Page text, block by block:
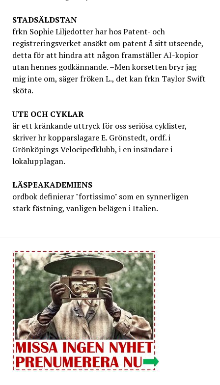
STADSÄLDSTAN
frkn Sophie Liljedotter har hos Patent- och
registreringsverket ansökt om patent å sitt utseende,
detta för att hindra att någon framställer AI-kopior
utan hennes godkännande. –Men korsetten bryr jag
mig inte om, säger fröken L., det kan frkn Taylor Swift
sköta.
UTE OCH CYKLAR
är ett kränkande uttryck för oss seriösa cyklister,
skriver hr kopparslagare E. Grönstedt, ordf. i
Grönköpings Velocipedklubb, i en insändare i
lokalupplagan.
LÄSPEAKADEMIENS
ordbok definierar "fortissimo" som en synnerligen
stark fästning, vanligen belägen i Italien.